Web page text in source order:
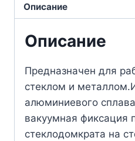
Описание
Описание
Предназначен для
стеклом и
алюминиевого
вакуумная фиксация
стеклодомкрата на